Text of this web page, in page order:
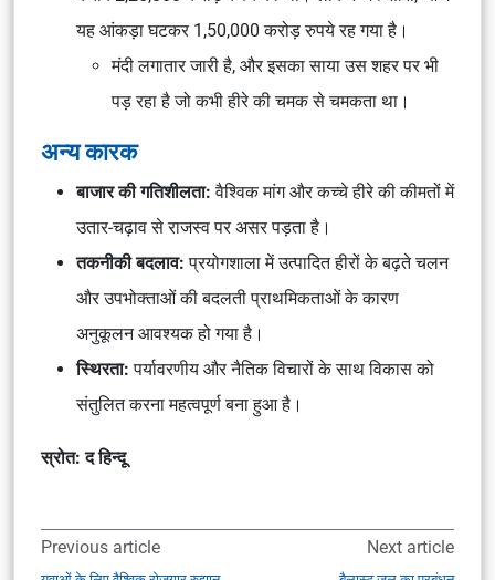
यह आंकड़ा घटकर 1,50,000 करोड़ रुपये रह गया है।
मंदी लगातार जारी है, और इसका साया उस शहर पर भी
पड़ रहा है जो कभी हीरे की चमक से चमकता था।
अन्य कारक
बाजार की गतिशीलता: वैश्विक मांग और कच्चे हीरे की कीमतों में
उतार-चढ़ाव से राजस्व पर असर पड़ता है।
तकनीकी बदलाव:प्रयोगशाला में उत्पादित हीरों के बढ़ते चलन
और उपभोक्ताओं की बदलती प्राथमिकताओं के कारण
अनुकूलन आवश्यक हो गया है।
स्थिरता: पर्यावरणीय और नैतिक विचारों के साथ विकास को
संतुलित करना महत्वपूर्ण बना हुआ है।
स्रोत: द हिन्दू
Previous article Next article